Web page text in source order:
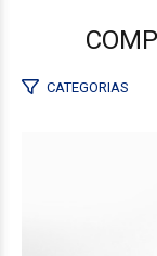
CATEGORIAS